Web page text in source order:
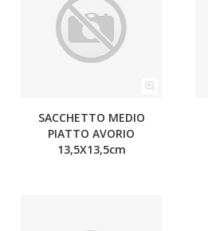
SACCHETTO MEDIO
PIATTO AVORIO
13,5X13,5cm